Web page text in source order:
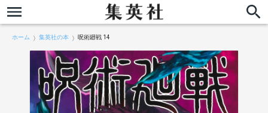
ホーム 集英社の本 呪術廻戦 14